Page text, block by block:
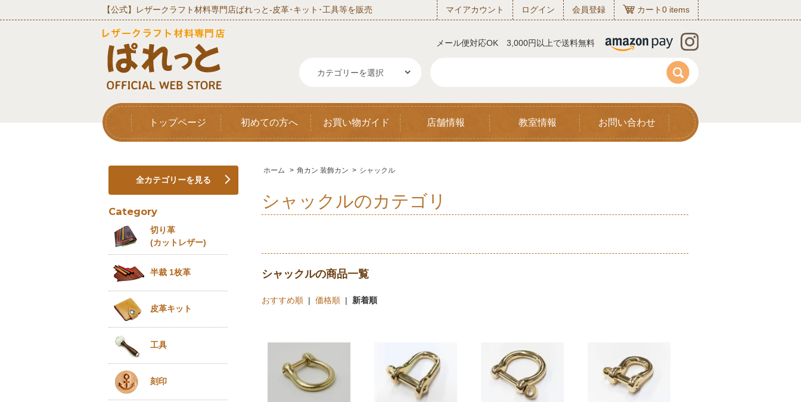
【公式】レザークラフト材料専門店ぱれっと‐皮革･キット･工具等を販売 マイアカウント ログイン 会員登録 カート0 items
メール便対応OK 3,000円以上で送料無料
トップページ 初めての方へ お買い物ガイド 店舗情報 教室情報 お問い合わせ
ホーム > 角カン 装飾カン > シャックル
シャックルのカテゴリ
シャックルの商品一覧
おすすめ順 |価格順 |新着順
全カテゴリーを見る
Category
切り革
(カットレザー)
半裁 1枚革
皮革キット
工具
刻印